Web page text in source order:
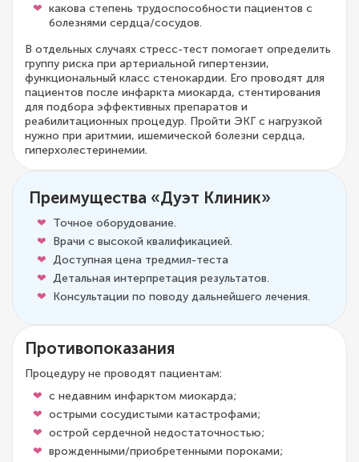
какова степень трудоспособности пациентов с
болезнями сердца/сосудов.
В отдельных случаях стресс-тест помогает определить
группу риска при артериальной гипертензии,
функциональный класс стенокардии. Его проводят для
пациентов после инфаркта миокарда, стентирования
для подбора эффективных препаратов и
реабилитационных процедур. Пройти ЭКГ с нагрузкой
нужно при аритмии, ишемической болезни сердца,
гиперхолестеринемии.
Преимущества «Дуэт Клиник»
Точное оборудование.
Врачи с высокой квалификацией.
Доступная цена тредмил-теста
Детальная интерпретация результатов.
Консультации по поводу дальнейшего лечения.
Противопоказания
Процедуру не проводят пациентам:
с недавним инфарктом миокарда;
острыми сосудистыми катастрофами;
острой сердечной недостаточностью;
врожденными/приобретенными пороками;